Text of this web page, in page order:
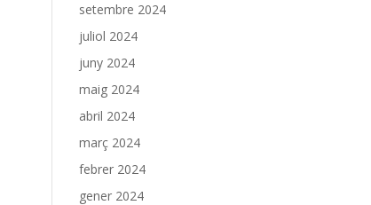
setembre 2024
juliol 2024
juny 2024
maig 2024
abril 2024
març 2024
febrer 2024
gener 2024